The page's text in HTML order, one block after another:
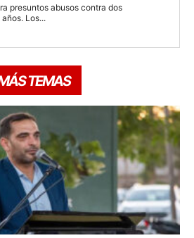
presuntos abusos contra dos
Los...
TEMAS